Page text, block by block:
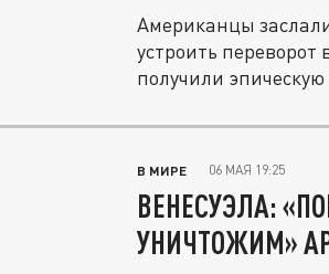
Американцы
устроить переворот
получили эпическую
В МИРЕ 06 МАЯ 19:25
ВЕНЕСУЭЛА:
УНИЧТОЖИМ»